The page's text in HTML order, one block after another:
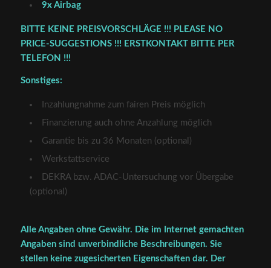
9x Airbag
BITTE KEINE PREISVORSCHLÄGE !!! PLEASE NO
PRICE-SUGGESTIONS !!! ERSTKONTAKT BITTE PER
TELEFON !!!
Sonstiges:
Inzahlungnahme zum fairen Preis möglich
Finanzierung auch ohne Anzahlung möglich
Garantie bis zu 36 Monaten (optional)
Werkstattservice
DEKRA bzw. ADAC-Untersuchung vor Übergabe
(optional)
Alle Angaben ohne Gewähr. Die im Internet gemachten
Angaben sind unverbindliche Beschreibungen. Sie
stellen keine zugesicherten Eigenschaften dar. Der